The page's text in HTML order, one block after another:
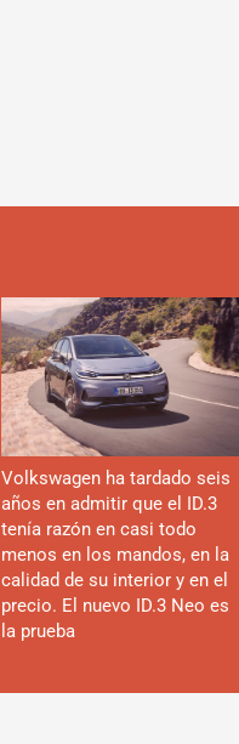
Volkswagen ha tardado seis
años en admitir que el ID.3
tenía razón en casi todo
menos en los mandos, en la
calidad de su interior y en el
precio. El nuevo ID.3 Neo es
la prueba